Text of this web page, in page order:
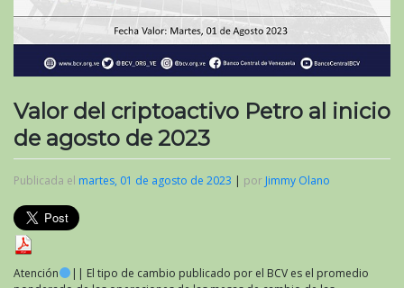
Valor del criptoactivo Petro al inicio
de agosto de 2023
Publicada el martes, 01 de agosto de 2023 | por Jimmy Olano
Atención
|| El tipo de cambio publicado por el BCV es el promedio